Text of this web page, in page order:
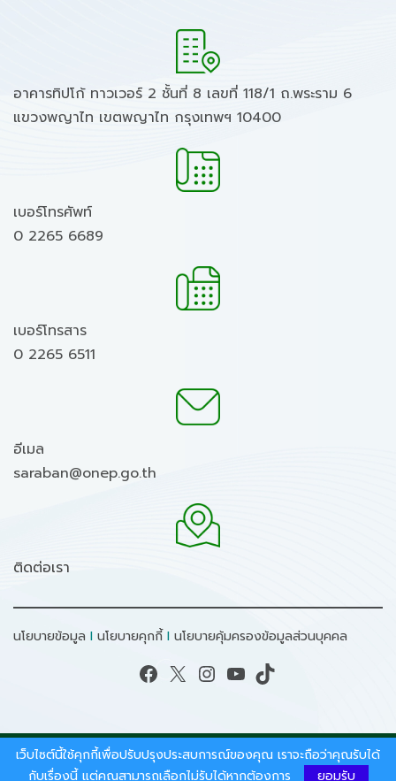
อาคารทิปโก้ ทาวเวอร์ 2 ชั้นที่ 8 เลขที่ 118/1 ถ.พระราม 6
แขวงพญาไท เขตพญาไท กรุงเทพฯ 10400
เบอร์โทรศัพท์
0 2265 6689
เบอร์โทรสาร
0 2265 6511
อีเมล
saraban@onep.go.th
ติดต่อเรา
นโยบายข้อมูล I นโยบายคุกกี้ I นโยบายคุ้มครองข้อมูลส่วนบุคคล
Facebook X Instagram YouTube TikTok
สงวนลิขสิทธิ์ © 2026 - สำนักงานนโยบายและแผน
ทรัพยากรธรรมชาติและสิ่งแวดล้อม.
เว็บไซต์นี้ใช้คุกกี้เพื่อปรับปรุงประสบการณ์ของคุณ เราจะถือว่าคุณรับได้
กับเรื่องนี้ แต่คุณสามารถเลือกไม่รับได้หากต้องการ
ยอมรับ